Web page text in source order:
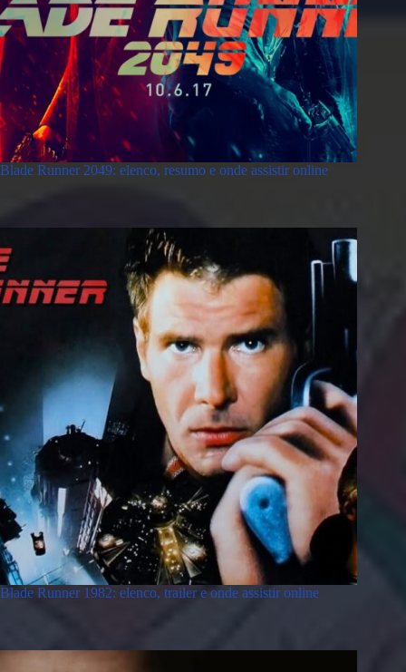
Blade Runner 2049: elenco, resumo e onde assistir online
Blade Runner 1982: elenco, trailer e onde assistir online